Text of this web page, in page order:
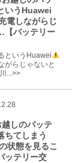
いうHuawei
電しながらじ
バッテリー
というHuawei
がらじゃないと
...>>
越しのバッテ
ちてしまう
状態を見るこ
ッテリー交